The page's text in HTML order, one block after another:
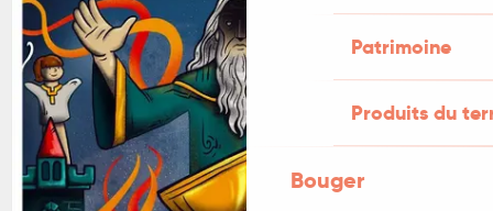
Patrimoine
Produits du
Bouger